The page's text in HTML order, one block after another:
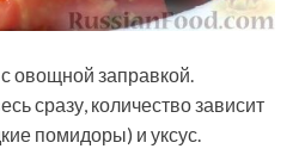
заправкой.
сразу, количество зависит
помидоры) и уксус.